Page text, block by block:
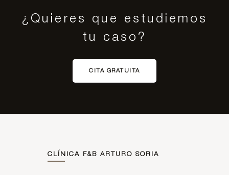
¿Quieres que estudiemos
tu caso?
CITA GRATUITA
CLÍNICA F&B ARTURO SORIA